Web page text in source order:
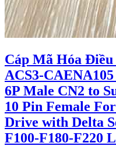
Cáp Mã Hóa
ACS3-
6P Male CN2 to
10 Pin Female
Drive with Delta
F100-F180-F220